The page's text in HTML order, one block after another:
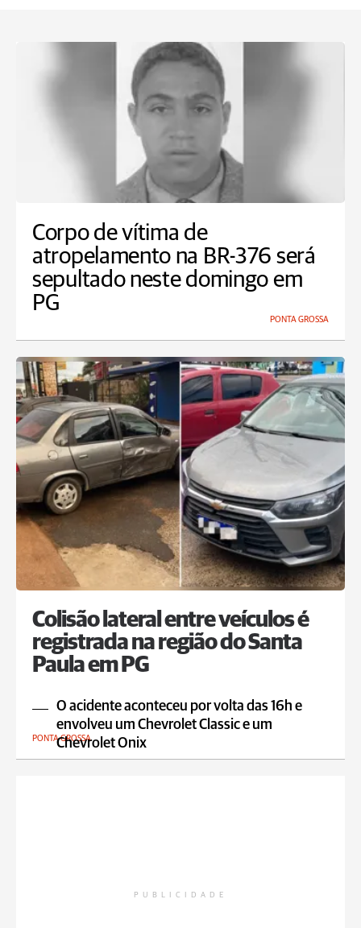
Corpo de vítima de
atropelamento na BR-376 será
sepultado neste domingo em
PG
PONTA GROSSA
Colisão lateral entre veículos é
registrada na região do Santa
Paula em PG
O acidente aconteceu por volta das 16h e
envolveu um Chevrolet Classic e um
Chevrolet Onix
PONTA GROSSA
PUBLICIDADE